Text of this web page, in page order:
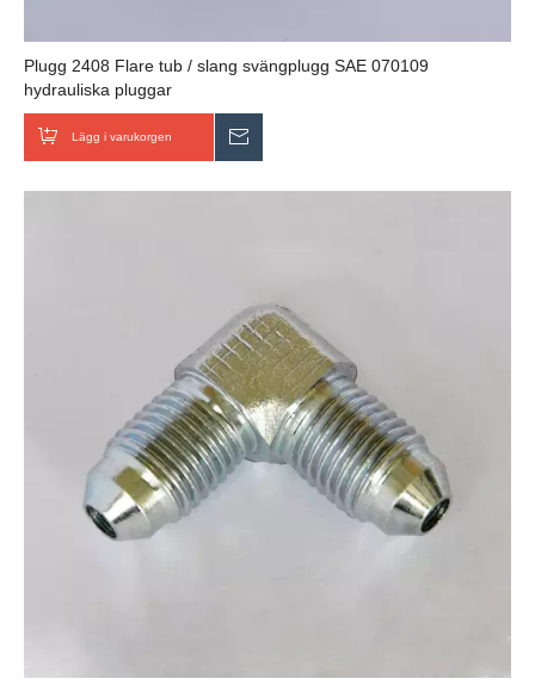
Plugg 2408 Flare tub / slang svängplugg SAE 070109
hydrauliska pluggar
Lägg i varukorgen